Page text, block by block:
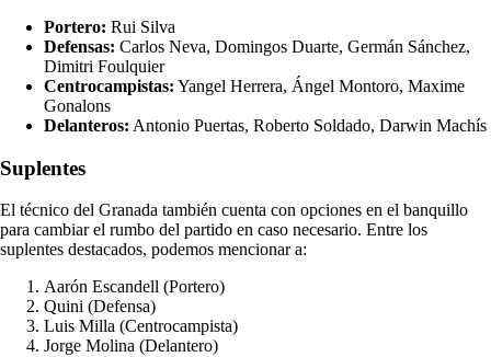
Portero: Rui Silva
Defensas: Carlos Neva, Domingos Duarte, Germán Sánchez,
Dimitri Foulquier
Centrocampistas: Yangel Herrera, Ángel Montoro, Maxime
Gonalons
Delanteros: Antonio Puertas, Roberto Soldado, Darwin Machís
Suplentes
El técnico del Granada también cuenta con opciones en el banquillo
para cambiar el rumbo del partido en caso necesario. Entre los
suplentes destacados, podemos mencionar a:
Aarón Escandell (Portero)
Quini (Defensa)
Luis Milla (Centrocampista)
Jorge Molina (Delantero)